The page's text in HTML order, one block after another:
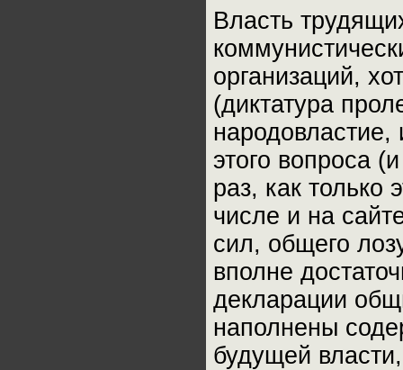
Власть
организаций,
(диктатура
этого вопроса
раз, как только
числе и на
сил, общего
вполне
декларации
наполнены
будущей